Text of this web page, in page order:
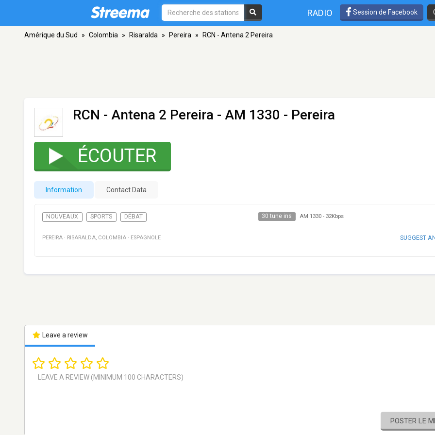
RADIO Session de Facebook
Amérique du Sud » Colombia » Risaralda » Pereira » RCN - Antena 2 Pereira
RCN - Antena 2 Pereira - AM 1330 - Pereira
ÉCOUTER
Information Contact Data
NOUVEAUX SPORTS DÉBAT 30 tune ins AM 1330- 32Kbps
PEREIRA · RISARALDA, COLOMBIA · ESPAGNOLE SUGGEST
Leave a review
POSTER LE